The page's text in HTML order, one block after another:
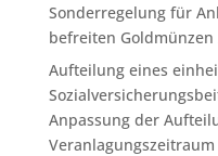
Sonderregelung für
befreiten Goldmünzen
Aufteilung eines
Anpassung der
Veranlagungszeitraum